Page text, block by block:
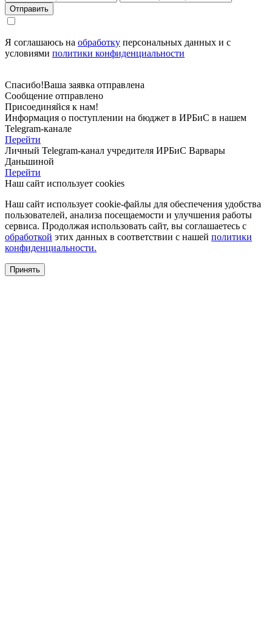
Отправить
Я соглашаюсь на обработку персональных данных и с
условиями политики конфиденциальности
Спасибо!Ваша заявка отправлена
Сообщение отправлено
Присоединяйся к нам!
Информация о поступлении на бюджет в ИРБиС в нашем
Telegram-канале
Перейти
Личный Telegram-канал учредителя ИРБиС Варвары
Даньшиной
Перейти
Наш сайт использует cookies
Наш сайт использует cookie-файлы для обеспечения удобства
пользователей, анализа посещаемости и улучшения работы
сервиса. Продолжая использовать сайт, вы соглашаетесь с
обработкой этих данных в соответствии с нашей политики
конфиденциальности.